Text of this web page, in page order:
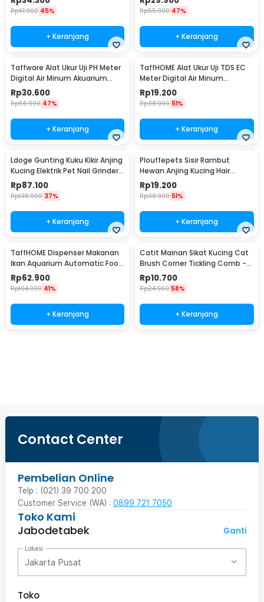
Rp61.900 45%
+ Keranjang
Rp55.900 47%
+ Keranjang
Taffware Alat Ukur Uji PH Meter
Digital Air Minum Akuarium
Tester - PH02
Rp30.600
Rp56.900 47%
+ Keranjang
TaffHOME Alat Ukur Uji TDS EC
Meter Digital Air Minum
Akuarium - E-1
Rp19.200
Rp38.900 51%
+ Keranjang
Ldoge Gunting Kuku Kikir Anjing
Kucing Elektrik Pet Nail Grinder -
LX01
Rp87.100
Rp136.900 37%
+ Keranjang
Plouffepets Sisir Rambut
Hewan Anjing Kucing Hair
Removal Comb - AES0124
Rp19.200
Rp38.900 51%
+ Keranjang
TaffHOME Dispenser Makanan
Ikan Aquarium Automatic Food
Timer - GA-300D
Rp62.900
Rp104.900 41%
+ Keranjang
Catit Mainan Sikat Kucing Cat
Brush Corner Tickling Comb -
MO59
Rp10.700
Rp24.900 58%
+ Keranjang
Contact Center
Pembelian Online
Telp : (021) 39 700 200
Customer Service (WA) : 0899 721 7050
Toko Kami
Jabodetabek
Ganti
Lokasi
Jakarta Pusat
Toko